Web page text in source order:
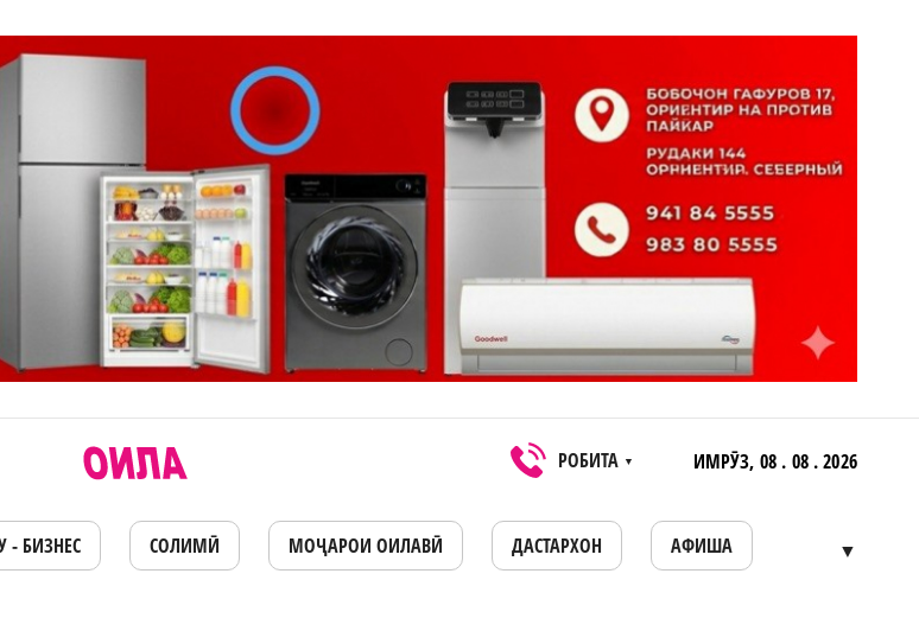
РОБИТА ▼ ИМРӮЗ, 08 . 08 . 2026
- БИЗНЕС СОЛИМӢ МОҶАРОИ ОИЛАВӢ ДАСТАРХОН АФИША ▼